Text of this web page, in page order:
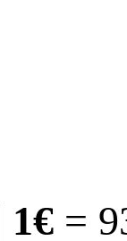
1€ =